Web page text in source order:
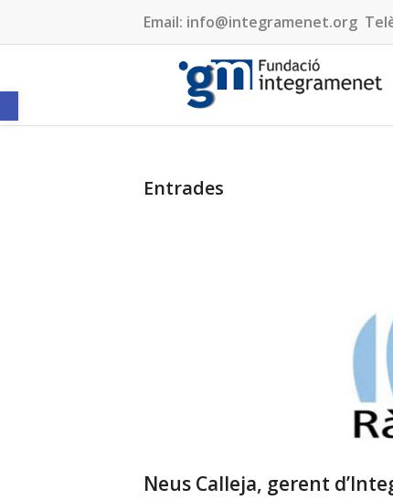
Obre la barra d'eines
Email: info@integramenet.org
Entrades
Neus Calleja, gerent